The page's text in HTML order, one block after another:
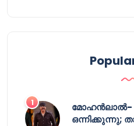
മോഹൻലാൽ-
ഒന്നിക്കുന്നു;